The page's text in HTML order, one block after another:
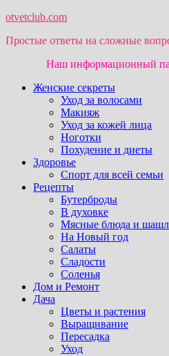
otvetclub.com
Простые ответы на сложные
Наш информационный
Женские секреты
Уход за волосами
Макияж
Уход за кожей лица
Ноготки
Похудение и диеты
Здоровье
Спорт для всей семьи
Рецепты
Бутерброды
В духовке
Мясные блюда и
На Новый год
Салаты
Сладости
Соленья
Дом и Ремонт
Дача
Цветы и растения
Выращивание
Пересадка
Уход